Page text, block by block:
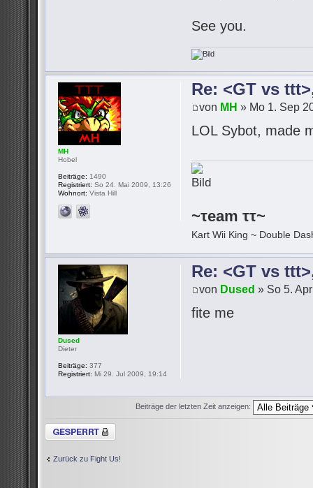
See you.
Re: <GT vs
von MH » Mo 1. Sep
LOL Sybot, made
~τeam ττ~
Kart Wii King ~ Double
MH
Hobel
Beiträge: 1490
Registriert: So 24. Mai 2009, 13:26
Wohnort: Vista Hill
Re: <GT vs
von Dused » So 5.
fite me
Dused
Dieter
Beiträge: 377
Registriert: Mi 29. Jul 2009, 19:14
Beiträge der letzten Zeit anzeigen:
Thema gesperrt
Zurück zu Fight Us!